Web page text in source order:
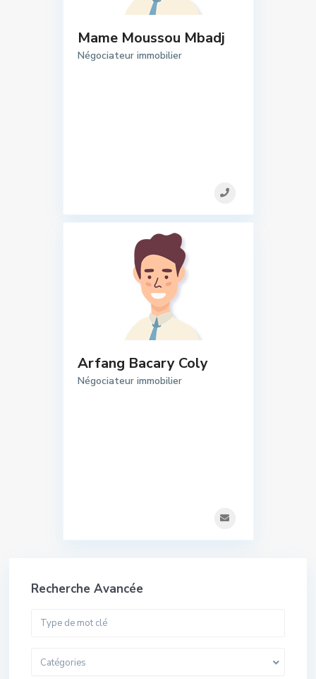
Mame Moussou Mbadj
Négociateur immobilier
Arfang Bacary Coly
Négociateur immobilier
Recherche Avancée
Catégories